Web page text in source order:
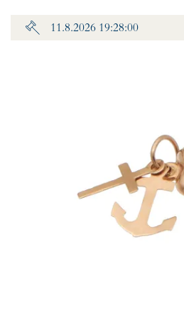
11.8.2026 19:28:00